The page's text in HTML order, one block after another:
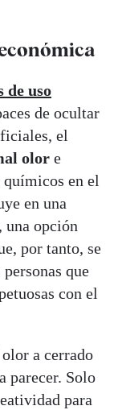
de uso
de ocultar
el
olor e
en el
en una
una opción
por tanto, se
que
con el
a cerrado
parecer. Solo
para